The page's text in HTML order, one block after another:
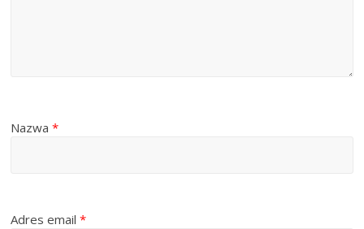
Nazwa*
Adres email*